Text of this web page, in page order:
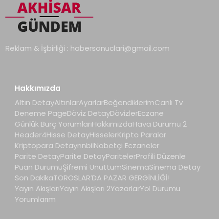
Reklam & İşbirliği : habersonuclari@gmail.com
Hakkımızda
Altın DetayAltınlarAyarlarBeğendiklerimCanlı Tv
Deneme PageDöviz DetayDövizlerEczane
Günlük Burç YorumlarıHakkımızdaHava Durumu 2
Header4Hisse DetayHisselerKripto Paralar
Kriptopara DetaynnbilNöbetçi Eczaneler
Parite DetayParite DetayParitelerProfili Düzenle
Puan DurumuŞifremi UnuttumSinemaSinema Detay
Son DakikaTOROSLAR’DA PAZAR GERGİNLİĞİ!
Yayın AkışlarıYayın Akışları 2YazarlarYol Durumu
Yorumlarım